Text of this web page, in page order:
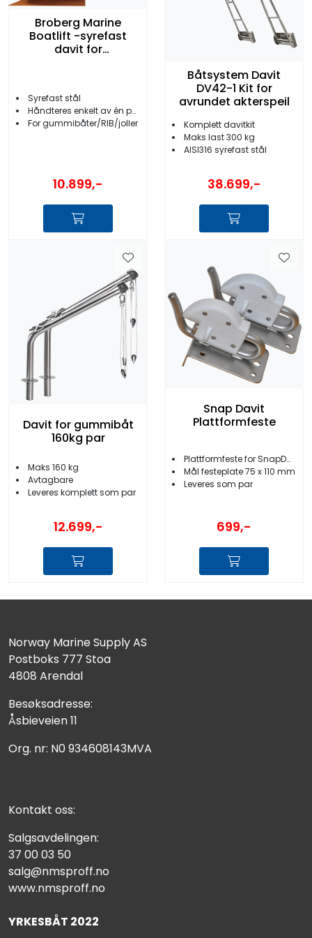
Broberg Marine
Boatlift -syrefast
davit for
Syrefast stål
Håndteres enkelt av én person
For gummibåter/RIB/joller
10.899,-
Båtsystem Davit
DV42-1 Kit for
avrundet akterspeil
Komplett davitkit
Maks last 300 kg
AISI316 syrefast stål
38.699,-
Davit for gummibåt
160kg par
Maks 160 kg
Avtagbare
Leveres komplett som par
12.699,-
Snap Davit
Plattformfeste
Plattformfeste for SnapDavit
Mål festeplate 75 x 110 mm
Leveres som par
699,-
Norway Marine Supply AS
Postboks 777 Stoa
4808 Arendal
Besøksadresse:
Åsbieveien 11
Org. nr: N0 934608143MVA
Kontakt oss:
Salgsavdelingen:
37 00 03 50
salg@nmsproff.no
www.nmsproff.no
YRKESBÅT 2022